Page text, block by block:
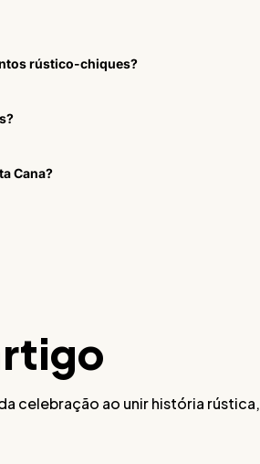
rústico-chiques?
Cana?
celebração ao unir história rústica,